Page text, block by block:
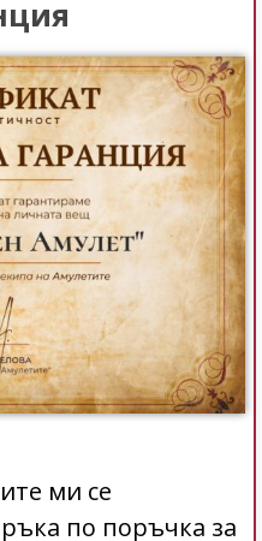
ми се
по поръчка за